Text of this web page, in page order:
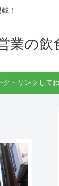
！
業の飲
・リンクして